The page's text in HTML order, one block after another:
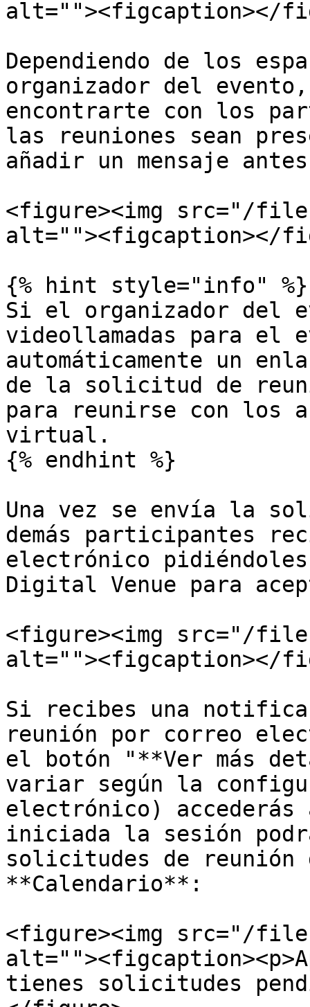
alt=""><figcaption></
Dependiendo de los
organizador del
encontrarte con los
las reuniones sean
añadir un mensaje
<figure><img src="/files/
alt=""><figcaption></
{% hint style="info" %}
Si el organizador del
videollamadas para el
automáticamente un
de la solicitud de
para reunirse con los
virtual.
{% endhint %}
Una vez se envía la
demás participantes
electrónico
Digital Venue para
<figure><img src="/files/
alt=""><figcaption></
Si recibes una
reunión por correo
el botón "**Ver más
variar según la
electrónico)
iniciada la sesión
solicitudes de reunión
**Calendario**:
<figure><img src="/
tienes solicitudes